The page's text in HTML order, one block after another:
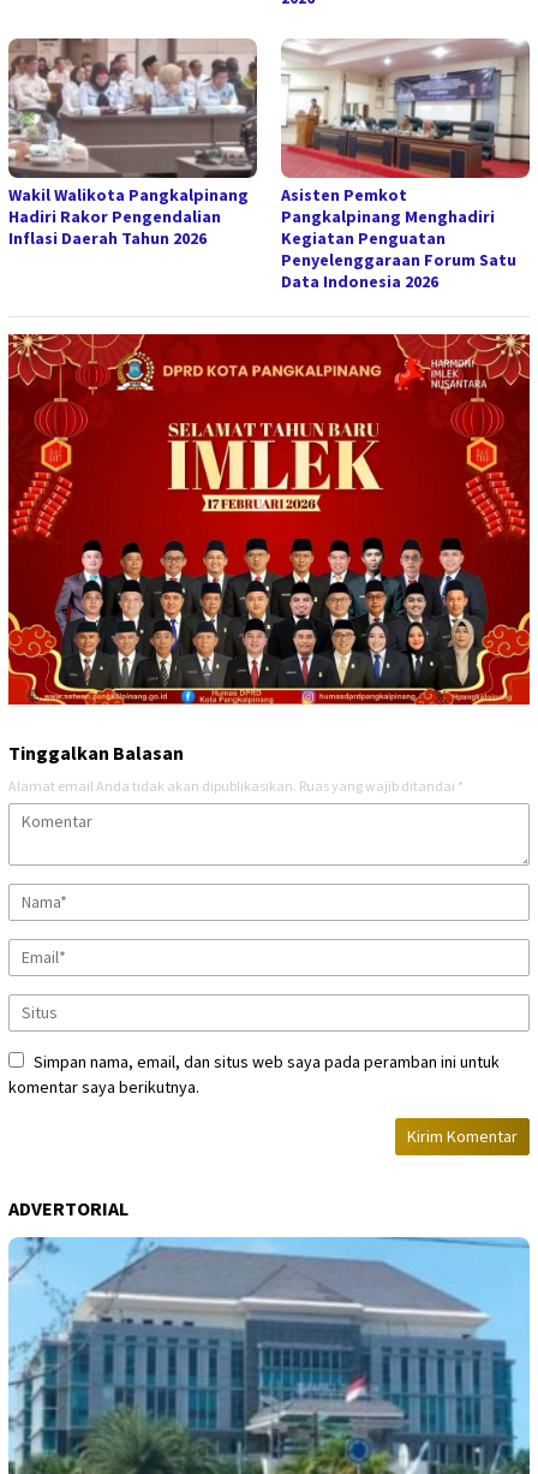
Wakil Walikota Pangkalpinang
Hadiri Rakor Pengendalian
Inflasi Daerah Tahun 2026
Asisten Pemkot
Pangkalpinang Menghadiri
Kegiatan Penguatan
Penyelenggaraan Forum Satu
Data Indonesia 2026
Tinggalkan Balasan
Alamat email Anda tidak akan dipublikasikan. Ruas yang wajib ditandai *
Simpan nama, email, dan situs web saya pada peramban ini untuk
komentar saya berikutnya.
ADVERTORIAL